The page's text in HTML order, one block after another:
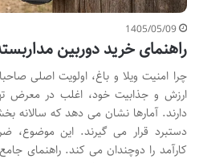
1405/05/09
راهنمای خرید دوربین
چرا امنیت ویلا و باغ، اولویت اصلی
ارزش و جذابیت خود، اغلب در معرض
دارند. آمارها نشان می دهد که سالانه
دستبرد قرار می گیرند. این
کارآمد را دوچندان می کند. راهنمای